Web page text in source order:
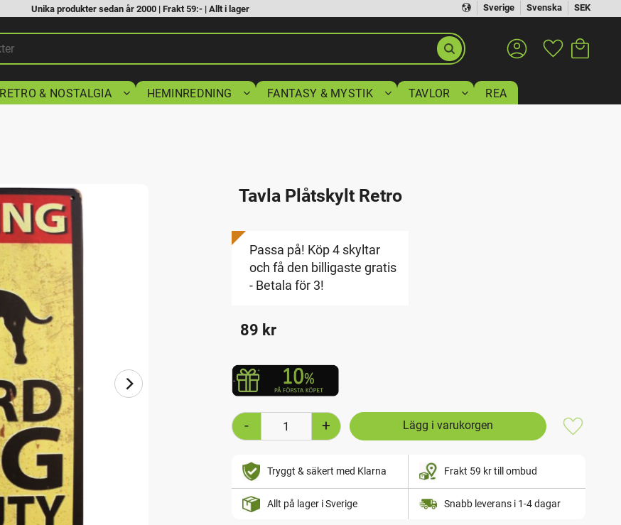
Sverige Svenska SEK
Unika produkter sedan år 2000 | Frakt 59:- | Allt i lager
Favoriter
RETRO & NOSTALGIA HEMINREDNING FANTASY & MYSTIK TAVLOR REA
Tavla Plåtskylt Retro
Passa på! Köp 4 skyltar
och få den billigaste gratis
- Betala för 3!
89 kr
+
-
Lägg till i
Tryggt & säkert med Klarna Frakt 59 kr till ombud
Allt på lager i Sverige Snabb leverans i 1-4 dagar